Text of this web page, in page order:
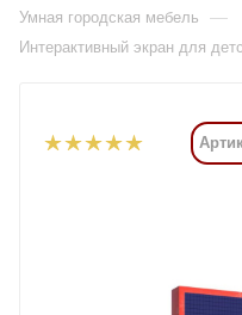
Умная городская мебель —
Интерактивный экран для